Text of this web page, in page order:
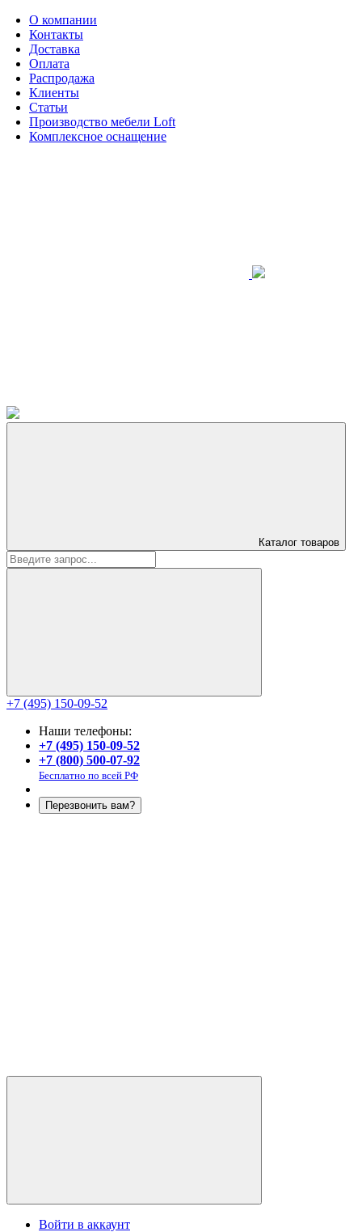
О компании
Контакты
Доставка
Оплата
Распродажа
Клиенты
Статьи
Производство мебели Loft
Комплексное оснащение
Каталог товаров
+7 (495) 150-09-52
Наши телефоны:
+7 (495) 150-09-52
+7 (800) 500-07-92
Бесплатно по всей РФ
Перезвонить вам?
Войти в аккаунт